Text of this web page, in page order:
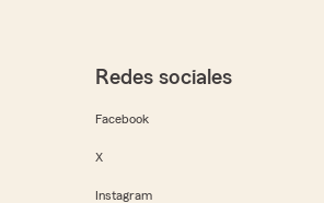
Redes sociales
Facebook
X
Instagram